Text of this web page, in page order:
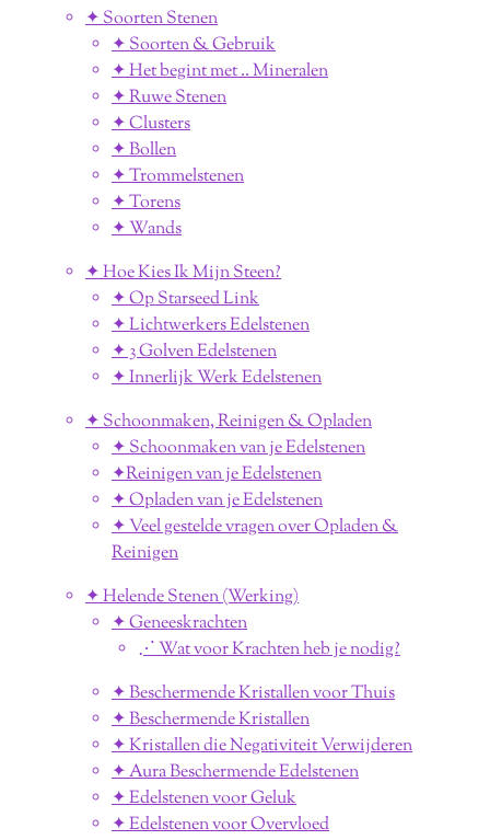
✦ Soorten Stenen
✦ Soorten & Gebruik
✦ Het begint met .. Mineralen
✦ Ruwe Stenen
✦ Clusters
✦ Bollen
✦ Trommelstenen
✦ Torens
✦ Wands
✦ Hoe Kies Ik Mijn Steen?
✦ Op Starseed Link
✦ Lichtwerkers Edelstenen
✦ 3 Golven Edelstenen
✦ Innerlijk Werk Edelstenen
✦ Schoonmaken, Reinigen & Opladen
✦ Schoonmaken van je Edelstenen
✦Reinigen van je Edelstenen
✦ Opladen van je Edelstenen
✦ Veel gestelde vragen over Opladen &
Reinigen
✦ Helende Stenen (Werking)
✦ Geneeskrachten
⋰ Wat voor Krachten heb je nodig?
✦ Beschermende Kristallen voor Thuis
✦ Beschermende Kristallen
✦ Kristallen die Negativiteit Verwijderen
✦ Aura Beschermende Edelstenen
✦ Edelstenen voor Geluk
✦ Edelstenen voor Overvloed